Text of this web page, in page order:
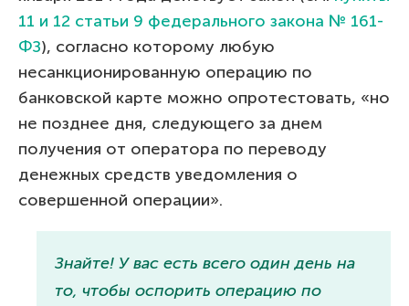
11 и 12 статьи 9 федерального закона № 161-
ФЗ), согласно которому любую
несанкционированную операцию по
банковской карте можно опротестовать, «но
не позднее дня, следующего за днем
получения от оператора по переводу
денежных средств уведомления о
совершенной операции».
Знайте! У вас есть всего один день на
то, чтобы оспорить операцию по